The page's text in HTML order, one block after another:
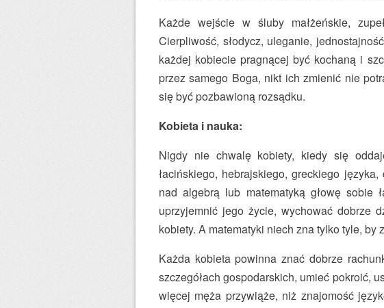
Każde wejście w śluby małżeńskie,
Cierpliwość, słodycz, uleganie,
każdej kobiecie pragnącej być kochaną i
przez samego Boga, nikt ich zmienić nie
się być pozbawioną rozsądku.
Kobieta i nauka:
Nigdy nie chwalę kobiety, kiedy się
łacińskiego, hebrajskiego, greckiego
nad algebrą lub matematyką głowę sobie
uprzyjemnić jego życie, wychować dobrze
kobiety. A matematyki niech zna tylko tyle, by
Każda kobieta powinna znać dobrze
szczegółach gospodarskich, umieć pokroić,
więcej męża przywiąże, niż znajomość